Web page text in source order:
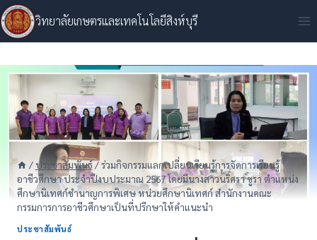
Skip
to
content
วิทยาลัยเกษตรและเทคโนโลยีสิงห์บุรี
/ ประชาสัมพันธ์/ร่วมกิจกรรมแลกเปลี่ยนเรียนรู้การจัดการเรียนรู้
อาชีวศึกษา ประจำปีงบประมาณ 2567 โดยมีนางสาวนริศรา ชูรา ตำแหน่ง
ศึกษานิเทศก์ชำนาญการพิเศษ หน่วยศึกษานิเทศก์ สำนักงานคณะ
กรรมการการอาชีวศึกษาเป็นที่ปรึกษาให้คำแนะนำ
ประชาสัมพันธ์